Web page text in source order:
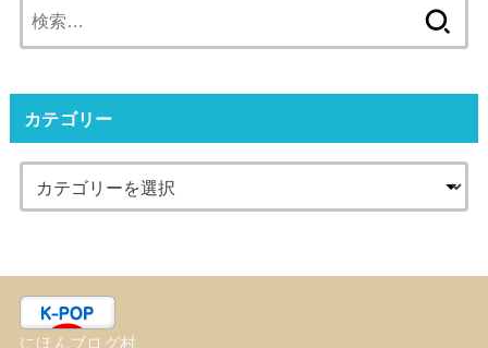
索:
カテゴリー
にほんブログ村